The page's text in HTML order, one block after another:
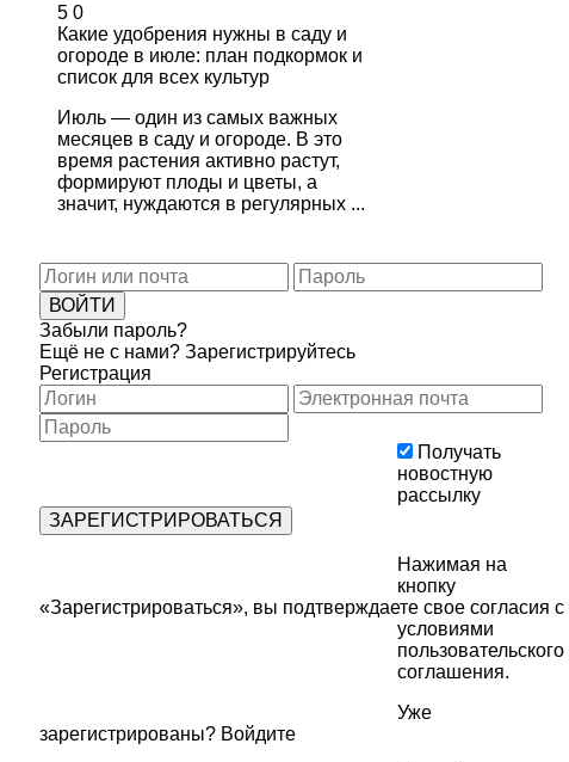
5 0
Какие удобрения нужны в саду и
огороде в июле: план подкормок и
список для всех культур
Июль — один из самых важных
месяцев в саду и огороде. В это
время растения активно растут,
формируют плоды и цветы, а
значит, нуждаются в регулярных ...
Забыли пароль?
Ещё не с нами? Зарегистрируйтесь
Регистрация
Получать
новостную
рассылку
Нажимая на
кнопку
«Зарегистрироваться», вы подтверждаете свое согласия с
условиями
пользовательского
соглашения.
Уже
зарегистрированы? Войдите